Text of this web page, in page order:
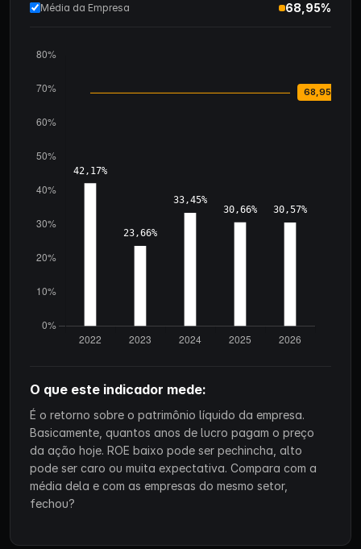
Média da Empresa 68,95%
O que este indicador mede:
É o retorno sobre o patrimônio líquido da empresa.
Basicamente, quantos anos de lucro pagam o preço
da ação hoje. ROE baixo pode ser pechincha, alto
pode ser caro ou muita expectativa. Compara com a
média dela e com as empresas do mesmo setor,
fechou?